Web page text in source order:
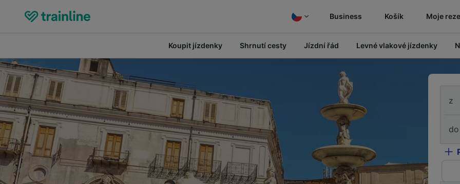
Business Košík Moje
Koupit jízdenky Shrnutí cesty Jízdní řád Levné vlakové jízdenky
z
do